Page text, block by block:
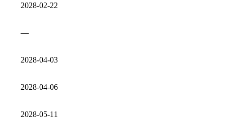
2028‑02‑22
—
2028‑04‑03
2028‑04‑06
2028‑05‑11